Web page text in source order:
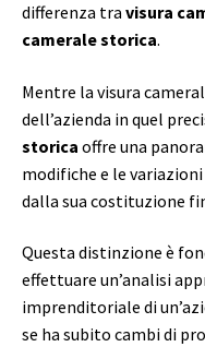
differenza tra visura
camerale storica.
Mentre la visura
dell’azienda in quel
storica offre una
modifiche e le
dalla sua costituzione
Questa distinzione è
effettuare un’analisi
imprenditoriale di
se ha subito cambi di